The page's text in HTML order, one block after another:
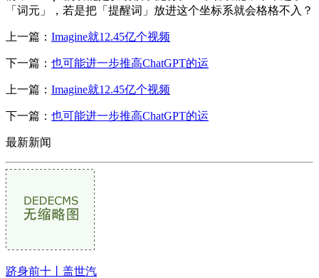
「词元」，若是把「提醒词」放进这个坐标系就会格格不入？
上一篇： Imagine就12.45亿个视频
下一篇： 也可能进一步推高ChatGPT的运
上一篇： Imagine就12.45亿个视频
下一篇： 也可能进一步推高ChatGPT的运
最新新闻
跻身前十丨盖世汽